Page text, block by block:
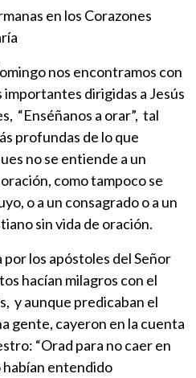
en los Corazones
nos encontramos con
importantes dirigidas a Jesús
“Enséñanos a orar”, tal
profundas de lo que
no se entiende a un
como tampoco se
o a un consagrado o a un
sin vida de oración.
los apóstoles del Señor
hacían milagros con el
y aunque predicaban el
gente, cayeron en la cuenta
“Orad para no caer en
habían entendido